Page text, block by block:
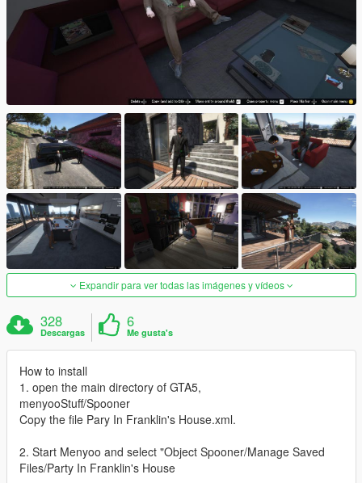
Expandir para ver todas las imágenes y vídeos
328
Descargas
6
Me gusta's
How to install
1. open the main directory of GTA5,
menyooStuff/Spooner
Copy the file Pary In Franklin's House.xml.
2. Start Menyoo and select "Object Spooner/Manage Saved
Files/Party In Franklin's House